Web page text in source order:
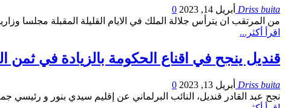
Driss buita أبريل 14, 2023
0
من المرتقب ان يترأس جلالة الملك في الايام القليلة المقبلة
اقرأ أكثر...
قنديل ينجح في اقناع الحكومة بالزيادة في ثمن الشمندر
Driss buita أبريل 13, 2023
0
نجح عبد القادر قنديل، النائب البرلماني عن إقليم سيدي بنور و